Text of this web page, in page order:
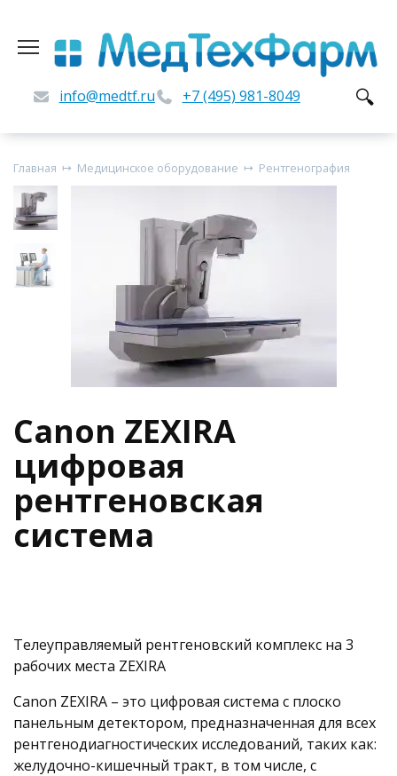
содержанию
info@medtf.ru +7 (495) 981-8049
Главная Медицинское оборудование Рентгенография
Canon ZEXIRA
цифровая
рентгеновская
система
Телеуправляемый рентгеновский комплекс на 3
рабочих места ZEXIRA
Canon ZEXIRA – это цифровая система с плоско
панельным детектором, предназначенная для всех
рентгенодиагностических исследований, таких как:
желудочно-кишечный тракт, в том числе, c